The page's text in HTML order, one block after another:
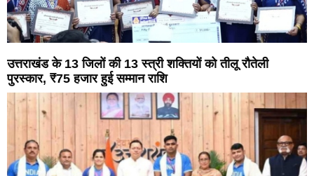
उत्तराखंड के 13 जिलों की 13 स्त्री शक्तियों को तीलू रौतेली
पुरस्कार, ₹75 हजार हुई सम्मान राशि